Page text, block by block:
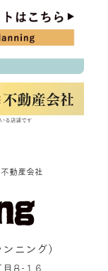
動産会社
ニング)
８−１６